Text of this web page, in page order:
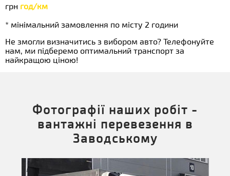
грн год/км
* мінімальний замовлення по місту 2 години
Не змогли визначитись з вибором авто? Телефонуйте
нам, ми підберемо оптимальний транспорт за
найкращою ціною!
Фотографії наших робіт -
вантажні перевезення в
Заводському